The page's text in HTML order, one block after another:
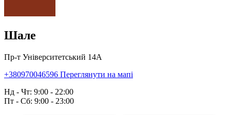
Шале
Пр-т Університетський 14А
+380970046596 Переглянути на мапі
Нд - Чт: 9:00 - 22:00
Пт - Сб: 9:00 - 23:00